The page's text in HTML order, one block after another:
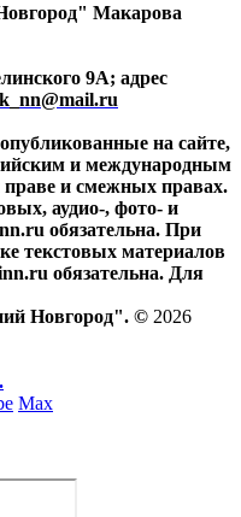
Макарова
9А; адрес
на сайте,
и международным
праве и смежных правах.
аудио-, фото- и
обязательна. При
текстовых материалов
обязательна. Для
Новгород". © 2026
Max